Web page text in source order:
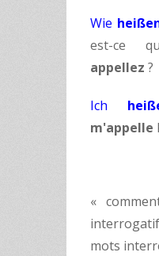
Wie
est-ce
appellez
Ich
m'appelle
«
mots